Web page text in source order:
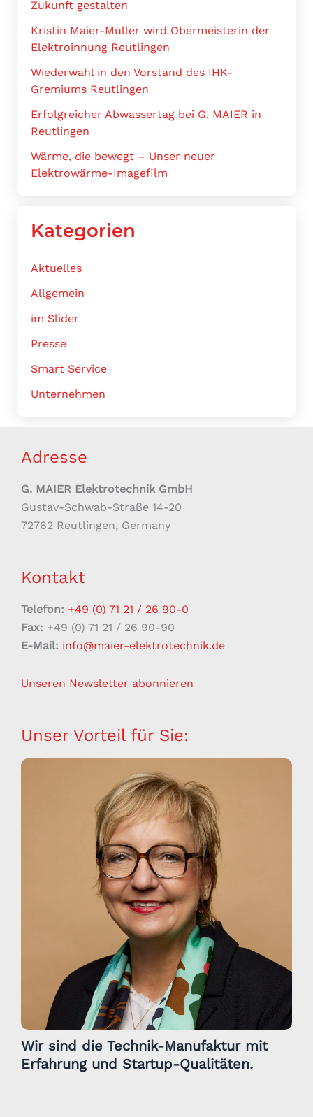
Zukunft gestalten
Kristin Maier-Müller wird Obermeisterin der
Elektroinnung Reutlingen
Wiederwahl in den Vorstand des IHK-
Gremiums Reutlingen
Erfolgreicher Abwassertag bei G. MAIER in
Reutlingen
Wärme, die bewegt – Unser neuer
Elektrowärme-Imagefilm
Kategorien
Aktuelles
Allgemein
im Slider
Presse
Smart Service
Unternehmen
Adresse
G. MAIER Elektrotechnik GmbH
Gustav-Schwab-Straße 14-20
72762 Reutlingen, Germany
Kontakt
Telefon: +49 (0) 71 21 / 26 90-0
Fax: +49 (0) 71 21 / 26 90-90
E-Mail: info@maier-elektrotechnik.de
Unseren Newsletter abonnieren
Unser Vorteil für Sie:
Wir sind die Technik-Manufaktur mit
Erfahrung und Startup-Qualitäten.